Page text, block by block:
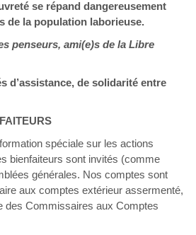
se répand dangereusement
de la population laborieuse.
penseurs, ami(e)s de la Libre
d’assistance, de solidarité entre
spéciale sur les actions
bienfaiteurs sont invités (comme
générales. Nos comptes sont
aux comptes extérieur assermenté,
des Commissaires aux Comptes